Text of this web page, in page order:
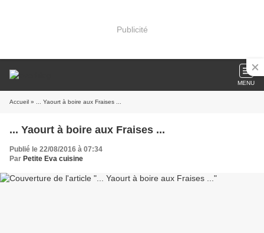
Publicité
MENU
Accueil » ... Yaourt à boire aux Fraises ...
... Yaourt à boire aux Fraises ...
Publié le 22/08/2016 à 07:34
Par Petite Eva cuisine